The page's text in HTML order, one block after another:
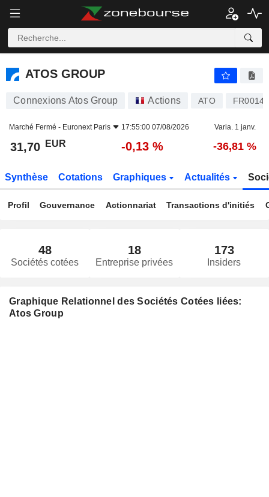
ATOS GROUP
ATOS GROUP
Connexions Atos Group Actions ATO
Marché Fermé - Euronext Paris 17:55:00 07/08/2026 Varia. 1 janv.
31,70 EUR -0,13 % -36,81 %
Synthèse Cotations Graphiques Actualités
Profil Gouvernance Actionnariat Transactions d'initiés
48
Sociétés cotées
18
Entreprise privées
173
Insiders
Graphique Relationnel des Sociétés Cotées liées:
Atos Group